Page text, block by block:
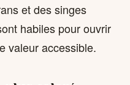
et des singes
habiles pour ouvrir
valeur accessible.